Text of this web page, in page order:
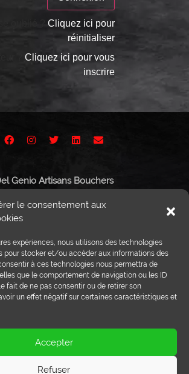
le consentement aux
expériences, nous utilisons des technologies
pour stocker et/ou accéder aux informations des
à ces technologies nous permettra de
que le comportement de navigation ou les ID
fait de ne pas consentir ou de retirer son
un effet négatif sur certaines caractéristiques et
Accepter
Refuser
Cliquez ici pour
réinitialiser
Cliquez ici pour vous
inscrire
Genio Artisans Bouchers
1950 Sion
Tél : 027 203 32 02
Fax : 027 203 32 68
info@delgenio.ch